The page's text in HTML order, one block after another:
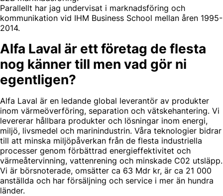
Parallellt har jag undervisat i marknadsföring och
kommunikation vid IHM Business School mellan åren 1995-
2014.
Alfa Laval är ett företag de flesta
nog känner till men vad gör ni
egentligen?
Alfa Laval är en ledande global leverantör av produkter
inom värmeöverföring, separation och vätskehantering. Vi
levererar hållbara produkter och lösningar inom energi,
miljö, livsmedel och marinindustrin. Våra teknologier bidrar
till att minska miljöpåverkan från de flesta industriella
processer genom förbättrad energieffektivitet och
värmeåtervinning, vattenrening och minskade C02 utsläpp.
Vi är börsnoterade, omsätter ca 63 Mdr kr, är ca 21 000
anställda och har försäljning och service i mer än hundra
länder.